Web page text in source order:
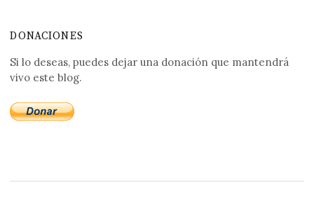
DONACIONES
Si lo deseas, puedes dejar una donación que mantendrá
vivo este blog.